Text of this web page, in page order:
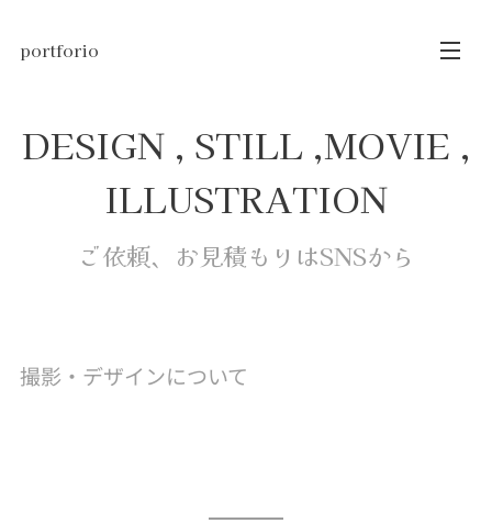
portforio
DESIGN , STILL ,MOVIE ,
ILLUSTRATION
ご依頼、お見積もりはSNSから
撮影・デザインについて